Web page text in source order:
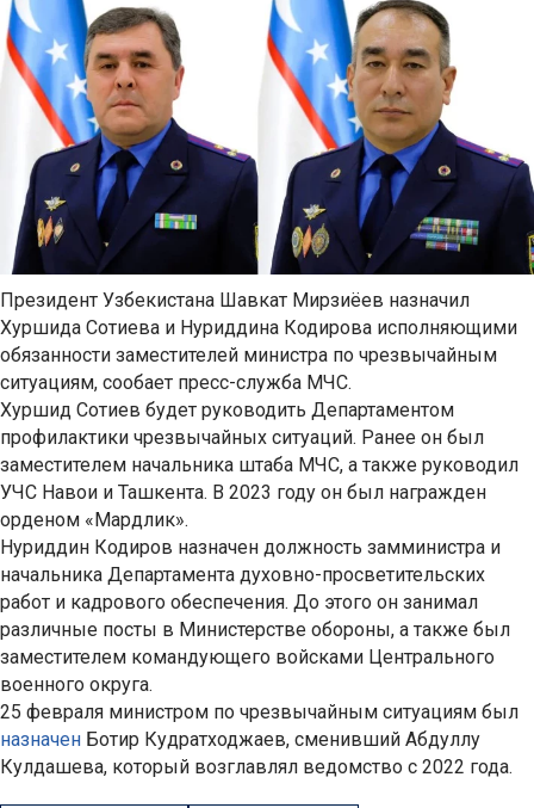
Президент Узбекистана Шавкат Мирзиёев назначил
Хуршида Сотиева и Нуриддина Кодирова исполняющими
обязанности заместителей министра по чрезвычайным
ситуациям, сообает пресс-служба МЧС.
Хуршид Сотиев будет руководить Департаментом
профилактики чрезвычайных ситуаций. Ранее он был
заместителем начальника штаба МЧС, а также руководил
УЧС Навои и Ташкента. В 2023 году он был награжден
орденом «Мардлик».
Нуриддин Кодиров назначен должность замминистра и
начальника Департамента духовно-просветительских
работ и кадрового обеспечения. До этого он занимал
различные посты в Министерстве обороны, а также был
заместителем командующего войсками Центрального
военного округа.
25 февраля министром по чрезвычайным ситуациям был
назначен Ботир Кудратходжаев, сменивший Абдуллу
Кулдашева, который возглавлял ведомство с 2022 года.